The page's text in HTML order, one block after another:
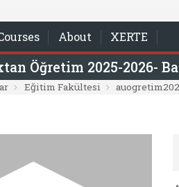
About XERTE
Öğretim 2025-2026-
Eğitim Fakültesi